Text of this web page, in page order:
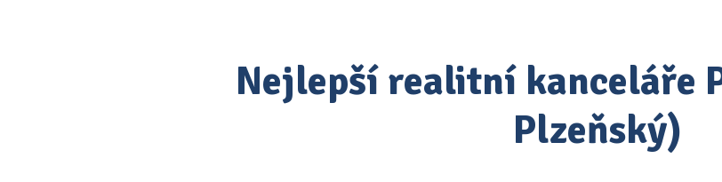
Nejlepší realitní kanceláře
Plzeňský)